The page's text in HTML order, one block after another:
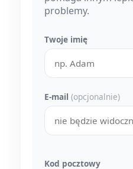
problemy.
Twoje imię
E-mail (opcjonalnie)
Kod pocztowy